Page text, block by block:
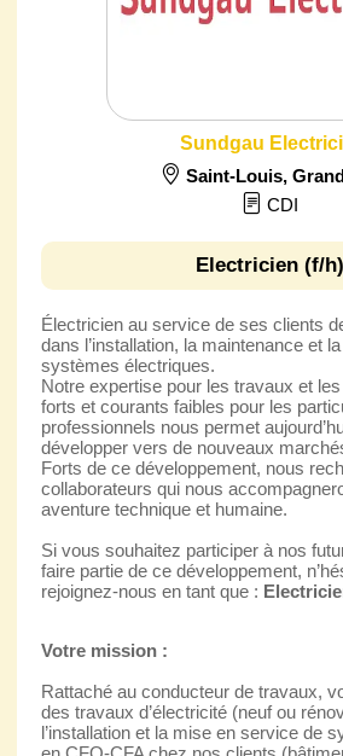
Sundgau
Saint-Louis,
CDI
Electricien (f/h)
Électricien au service de ses clients
dans l’installation, la maintenance et
systèmes électriques.
Notre expertise pour les travaux et
forts et courants faibles pour les
professionnels nous permet
développer vers de nouveaux
Forts de ce développement, nous
collaborateurs qui nous
aventure technique et humaine.
Si vous souhaitez participer à nos
faire partie de ce développement,
rejoignez-nous en tant que :
Votre mission :
Rattaché au conducteur de travaux,
des travaux d’électricité (neuf ou
l’installation et la mise en service de